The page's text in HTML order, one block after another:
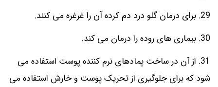
29. برای درمان گلو درد دم کرده آن را غرغره می کنند.
30. بیماری های روده را درمان می کند.
31. از آن در ساخت پمادهای نرم کننده پوست استفاده می
شود که برای جلوگیری از تحریک پوست و خارش استفاده می